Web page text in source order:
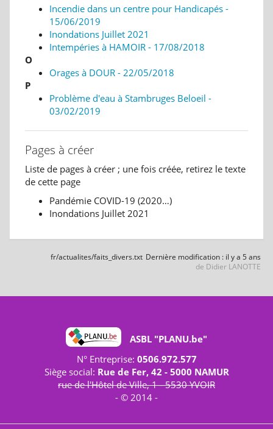
Incendie dans un centre pour Handicapés -
15/06/2019
Inondations Juillet 2021
Intempéries à HAMOIR - 17/08/2018
O
Orages à DOUR - 22/05/2018
P
Problème d'eau à Stambruges Beloeil -
03/02/2019
Pages à créer
Liste de pages à créer ; une fois créée, retirez le texte
de cette page
Pandémie COVID-19 (2020…)
Inondations Juillet 2021
fr/actualites/faits_divers.txt Dernière modification : il y a 5 ans
de Didier LANOTTE
ASBL "PLANU.be"
N° Entreprise: 0506.972.577
Siège social: Rue de Fer, 42 - 5000 NAMUR
rue de l'Hôtel de Ville, 1 - 5530 YVOIR
- © 2014 -